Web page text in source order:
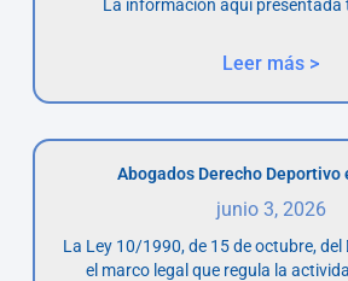
La información aquí presentada
Leer más >
Abogados Derecho Deportivo
junio 3, 2026
La Ley 10/1990, de 15 de octubre, del
el marco legal que regula la